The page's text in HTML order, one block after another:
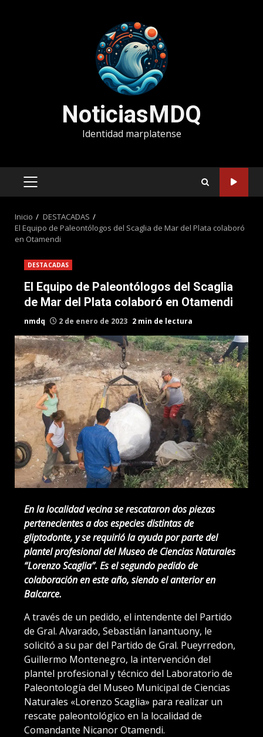
NoticiasMDQ
Identidad marplatense
MENÚ
Inicio
DESTACADAS
El Equipo de Paleontólogos del Scaglia de Mar del Plata colaboró
en Otamendi
DESTACADAS
El Equipo de Paleontólogos del Scaglia
de Mar del Plata colaboró en Otamendi
nmdq 2 de enero de 2023 2 min de lectura
En la localidad vecina se rescataron dos piezas
pertenecientes a dos especies distintas de
gliptodonte, y se requirió la ayuda por parte del
plantel profesional del Museo de Ciencias Naturales
“Lorenzo Scaglia”. Es el segundo pedido de
colaboración en este año, siendo el anterior en
Balcarce.
A través de un pedido, el intendente del Partido
de Gral. Alvarado, Sebastián Ianantuony, le
solicitó a su par del Partido de Gral. Pueyrredon,
Guillermo Montenegro, la intervención del
plantel profesional y técnico del Laboratorio de
Paleontología del Museo Municipal de Ciencias
Naturales «Lorenzo Scaglia» para realizar un
rescate paleontológico en la localidad de
Comandante Nicanor Otamendi.